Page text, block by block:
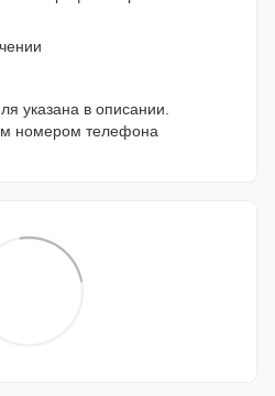
указана в описании.
номером телефона